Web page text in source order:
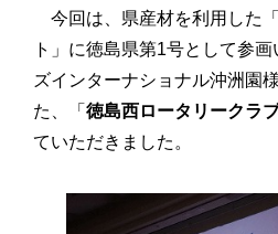
今回は、県産材を利用した
ト」に徳島県第1号として参
ズインターナショナル沖洲園
た、「 徳島西ロータリークラ
ていただきました。